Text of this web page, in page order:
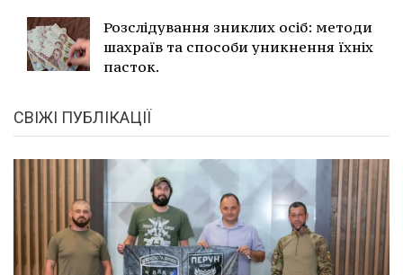
Розслідування зниклих осіб: методи
шахраїв та способи уникнення їхніх
пасток.
СВІЖІ ПУБЛІКАЦІЇ